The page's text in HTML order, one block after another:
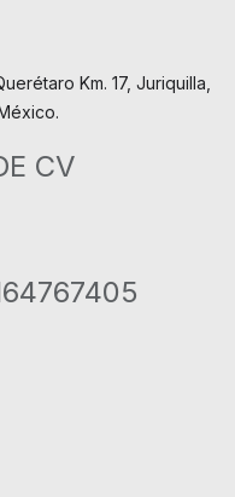
Km. 17, Juriquilla,
CV